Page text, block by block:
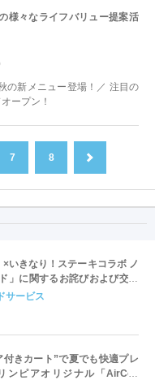
様々なライフバリュー提案活
の新メニュー登場！／ 注目の
ープン！
7 8
いきなり！ステーキコラボ ノ
」に関するお詫びおよび交換
サービス
きカート”で夏でも快適プレ
ピアオリジナル「AirCon